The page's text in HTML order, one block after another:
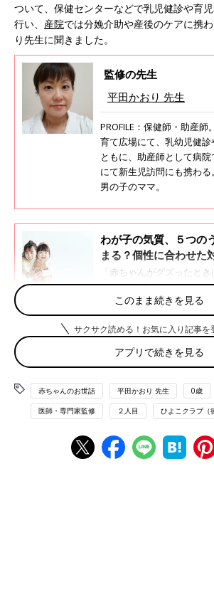
ついて、保健センターなどで乳児健診や育
行い、 産院では分娩介助や産後のケアに携
り先生に聞きました。
監修の先生
平田かおり 先生
PROFILE：保健師・助産
育て広場にて、乳幼児健診
ともに、助産師として病
にて新生児訪問にも携わる。
男の子のママ。
わが子の気質、５つの
まる？個性に合わせた
が解消しやすく【専門家
「赤ちゃんがグズったと
く！」と聞いて試してみ
かなかった…という経験は
は、そのワザがわが子の“
れ持った個性）“に合って
しれません。
きょうだいの年齢差が「2才差」は
きょうだいが一緒に遊びやすく、教育費は
大きくならない、という点ではバランスの
1人目を育てた記憶が新しいので育児のリズ
ょうだいで一緒の遊びがしやすいという点が
少し気をつけたほうがいいことは、1人目の
このまま続きを見る
サクサク読める！お気に入り記事を
アプリで続きを見る
赤ちゃんのお世話 平田かおり 先生 0歳
医師・専門家監修 ２人目 ひよこクラブ（